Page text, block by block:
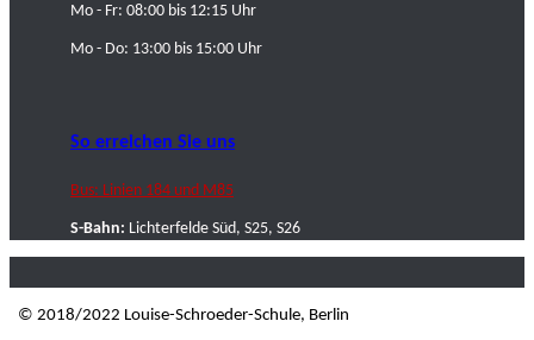
Mo - Fr: 08:00 bis 12:15 Uhr
Mo - Do: 13:00 bis 15:00 Uhr
So erreichen Sie uns
Bus: Linien 184 und M85
S-Bahn: Lichterfelde Süd, S25, S26
© 2018/2022 Louise-Schroeder-Schule, Berlin